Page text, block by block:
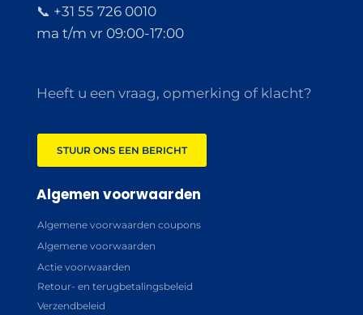
📞 +31 55 726 0010
ma t/m vr 09:00-17:00
Heeft u een vraag, opmerking of klacht?
STUUR ONS EEN BERICHT
Algemen voorwaarden
Algemene voorwaarden coupons
Algemene voorwaarden
Actie voorwaarden
Retour- en terugbetalingsbeleid
Verzendbeleid